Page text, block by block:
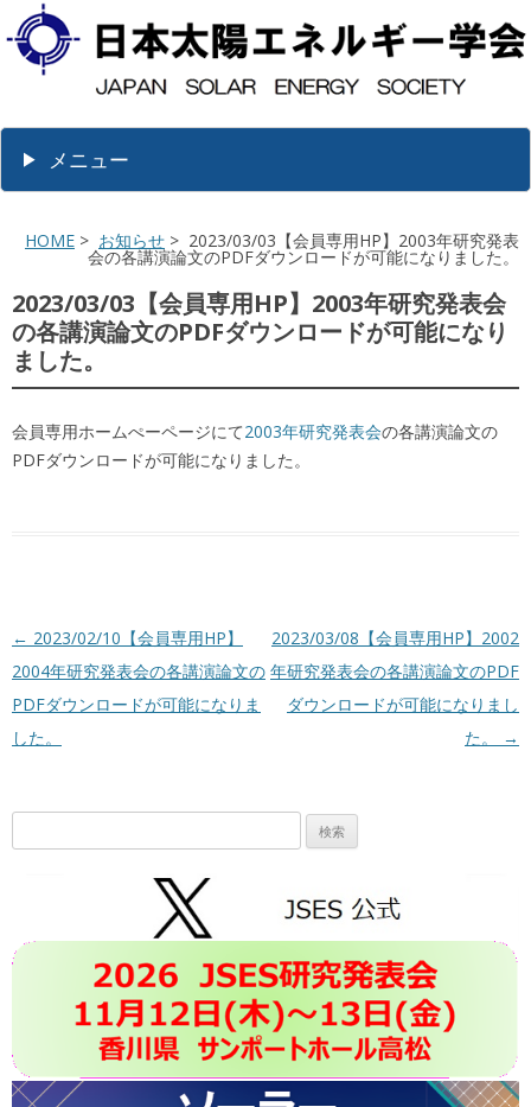
メニュー
HOME > お知らせ > 2023/03/03【会員専用HP】2003年研究発表
会の各講演論文のPDFダウンロードが可能になりました。
2023/03/03【会員専用HP】2003年研究発表会
の各講演論文のPDFダウンロードが可能になり
ました。
会員専用ホームぺーページにて2003年研究発表会の各講演論文の
PDFダウンロードが可能になりました。
投稿ナビゲーション
← 2023/02/10【会員専用HP】
2004年研究発表会の各講演論文の
PDFダウンロードが可能になりま
した。
2023/03/08【会員専用HP】2002
年研究発表会の各講演論文のPDF
ダウンロードが可能になりまし
た。
→
索: